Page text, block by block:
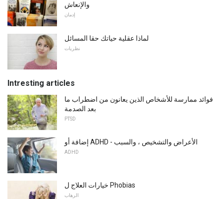
والإنعاش
إدمان
لماذا عقلية حياتك حقا المسائل
نظريات
Intresting articles
فوائد ممارسة للأشخاص الذين يعانون من اضطراب ما
بعد الصدمة
PTSD
إضافة أو ADHD - الأعراض والتشخيص ، والسبب
ADHD
خيارات العلاج ل Phobias
الرهاب